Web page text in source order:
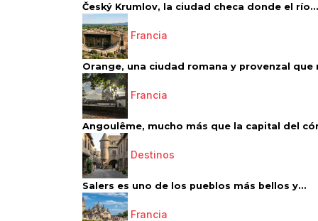
Český Krumlov, la ciudad checa donde el río...
Francia
Orange, una ciudad romana y provenzal que
Francia
Angoulême, mucho más que la capital del
Destinos
Salers es uno de los pueblos más bellos y...
Francia